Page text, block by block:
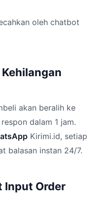
oleh chatbot
Kehilangan
akan beralih ke
dalam 1 jam.
Kirimi.id, setiap
balasan instan 24/7.
Input Order